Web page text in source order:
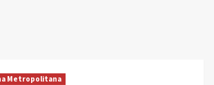
Metropolitana